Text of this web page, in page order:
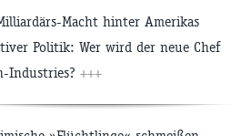
Macht hinter Amerikas
Politik: Wer wird der neue Chef
Industries? +++